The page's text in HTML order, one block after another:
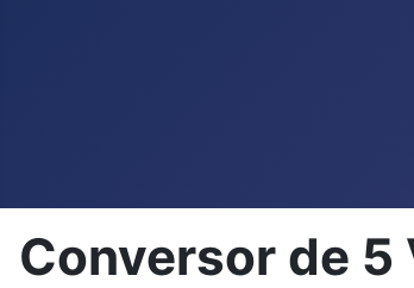
Conversor de 5